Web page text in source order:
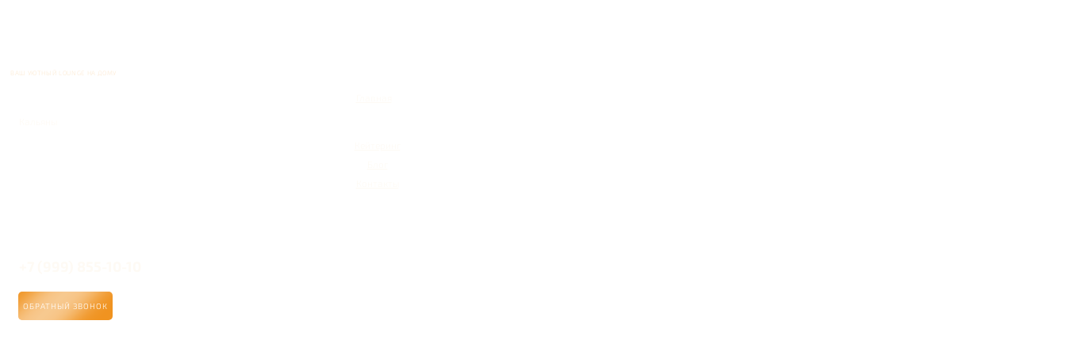
ВАШ УЮТНЫЙ LOUNGE НА ДОМУ
ОБРАТНЫЙ ЗВОНОК